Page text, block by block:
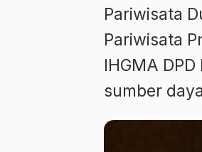
Pariwisata
Pariwisata
IHGMA
sumber